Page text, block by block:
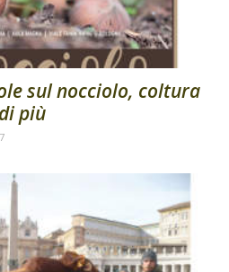
sul nocciolo, coltura
più